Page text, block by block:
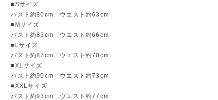
■Sサイズ
バスト約80cm ウエスト約63cm
■Mサイズ
バスト約83cm ウエスト約66cm
■Lサイズ
バスト約87cm ウエスト約70cm
■XLサイズ
バスト約90cm ウエスト約73cm
■XXLサイズ
バスト約93cm ウエスト約77cm